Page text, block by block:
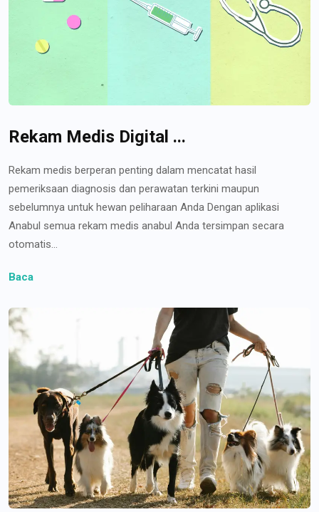
Rekam Medis Digital ...
Rekam medis berperan penting dalam mencatat hasil
pemeriksaan diagnosis dan perawatan terkini maupun
sebelumnya untuk hewan peliharaan Anda Dengan aplikasi
Anabul semua rekam medis anabul Anda tersimpan secara
otomatis...
Baca